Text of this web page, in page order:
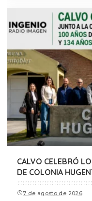
CALVO CELEBRÓ
DE COLONIA
7 de agosto de 2026